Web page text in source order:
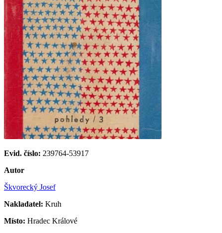
Evid. číslo: 239764-53917
Autor
Škvorecký Josef
Nakladatel: Kruh
Místo: Hradec Králové